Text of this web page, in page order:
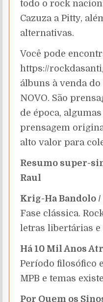
todo o rock
Cazuza a Pitty,
alternativas.
Você pode
https://
álbuns à venda do
NOVO. São
de época,
prensagem
alto valor para
Resumo super-
Raul
Krig-Ha Bandolo
Fase clássica.
letras libertárias e
Há 10 Mil Anos
Período filosófico
MPB e temas
Por Quem os